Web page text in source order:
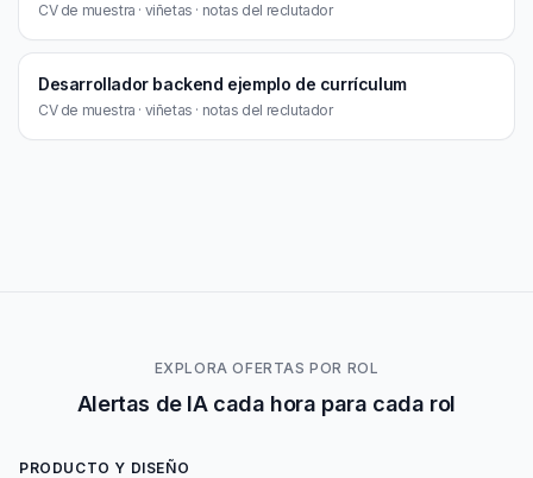
CV de muestra · viñetas · notas del reclutador
Desarrollador backend ejemplo de currículum
CV de muestra · viñetas · notas del reclutador
EXPLORA OFERTAS POR ROL
Alertas de IA cada hora para cada rol
PRODUCTO Y DISEÑO